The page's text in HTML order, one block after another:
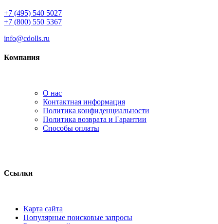
+7 (495) 540 5027
+7 (800) 550 5367
info@cdolls.ru
Компания
О нас
Контактная информация
Политика конфиденциальности
Политика возврата и Гарантии
Способы оплаты
Ссылки
Карта сайта
Популярные поисковые запросы